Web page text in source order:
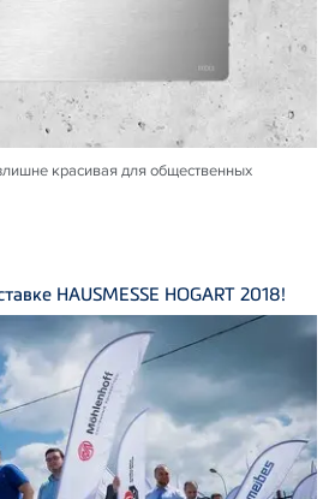
красивая для общественных
HAUSMESSE HOGART 2018!